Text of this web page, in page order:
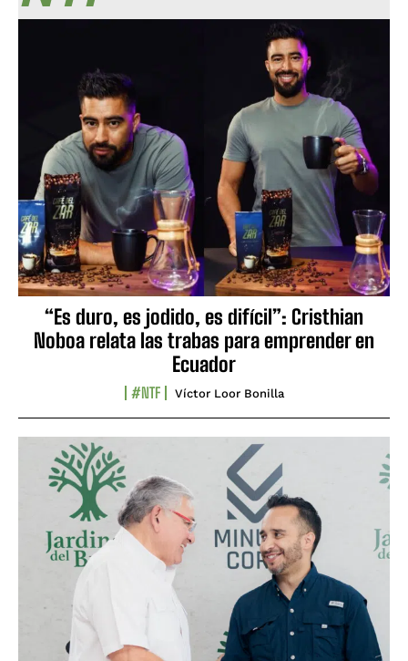
“Es duro, es jodido, es difícil”: Cristhian
Noboa relata las trabas para emprender en
Ecuador
#NTF Víctor Loor Bonilla